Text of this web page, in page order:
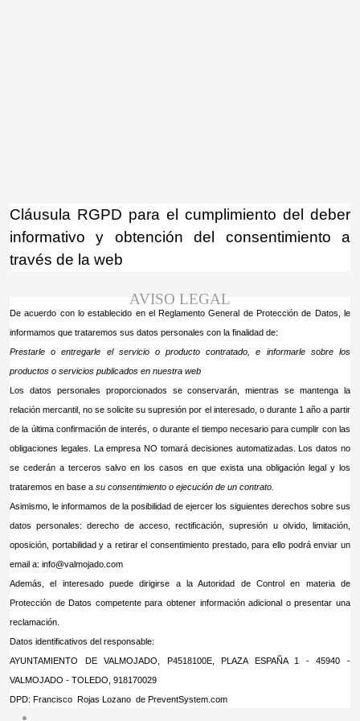
Cláusula RGPD para el cumplimiento del deber
informativo y obtención del consentimiento a
través de la web
AVISO LEGAL
De acuerdo con lo establecido en el Reglamento General de Protección de Datos, le
informamos que trataremos sus datos personales con la finalidad de:
Prestarle o entregarle el servicio o producto contratado, e informarle sobre los
productos o servicios publicados en nuestra web
Los datos personales proporcionados se conservarán, mientras se mantenga la
relación mercantil, no se solicite su supresión por el interesado, o durante 1 año a partir
de la última confirmación de interés, o durante el tiempo necesario para cumplir con las
obligaciones legales. La empresa NO tomará decisiones automatizadas. Los datos no
se cederán a terceros salvo en los casos en que exista una obligación legal y los
trataremos en base a su consentimiento o ejecución de un contrato
Asimismo, le informamos de la posibilidad de ejercer los siguientes derechos sobre sus
datos personales: derecho de acceso, rectificación, supresión u olvido, limitación,
oposición, portabilidad y a retirar el consentimiento prestado, para ello podrá enviar un
email a: info@valmojado.com
Además, el interesado puede dirigirse a la Autoridad de Control en materia de
Protección de Datos competente para obtener información adicional o presentar una
reclamación.
Datos identificativos del responsable:
AYUNTAMIENTO DE VALMOJADO, P4518100E, PLAZA ESPAÑA 1 - 45940 -
VALMOJADO - TOLEDO, 918170029
DPD: Francisco Rojas Lozano de PreventSystem.com